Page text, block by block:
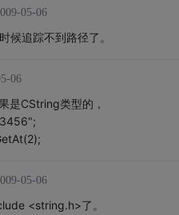
05-06
候追踪不到路径了。
06
是CString类型的，
05-06
<string.h>了。